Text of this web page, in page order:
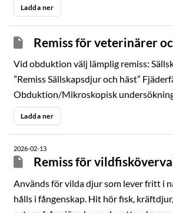
Ladda ner
Remiss för veterinärer
Vid obduktion välj lämplig remiss:
”Remiss Sällskapsdjur och häst”
Obduktion/Mikroskopisk
och hägnade vilda djur: ”Remiss för
Obduktionsanslaget” vid Gård &
Ladda ner
2026-02-13
Remiss för
Används för vilda djur som lever fritt i
hålls i fångenskap. Hit hör fisk,